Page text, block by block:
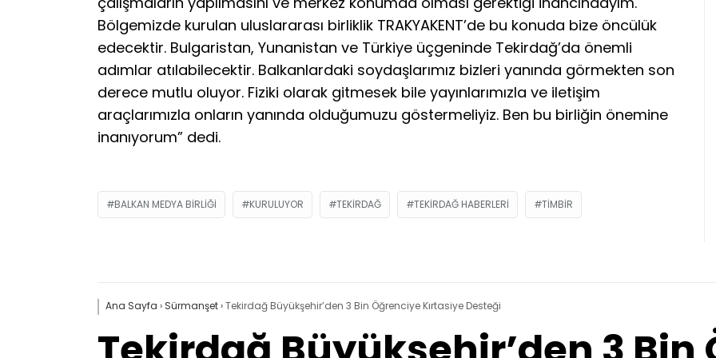
Bölgemizde kurulan uluslararası birliklik TRAKYAKENT’de bu konuda bize öncülük
edecektir. Bulgaristan, Yunanistan ve Türkiye üçgeninde Tekirdağ’da önemli
adımlar atılabilecektir. Balkanlardaki soydaşlarımız bizleri yanında görmekten son
derece mutlu oluyor. Fiziki olarak gitmesek bile yayınlarımızla ve iletişim
araçlarımızla onların yanında olduğumuzu göstermeliyiz. Ben bu birliğin önemine
inanıyorum” dedi.
BALKAN MEDYA BIRLIĞI KURULUYOR TEKIRDAĞ TEKIRDAĞ HABERLERI TIMBIR
Ana Sayfa › Sürmanşet›Tekirdağ Büyükşehir’den 3 Bin Öğrenciye Kırtasiye Desteği